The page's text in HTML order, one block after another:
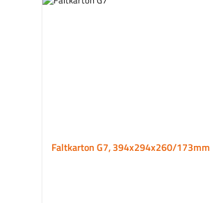
Faltkarton G7, 394x294x260/173mm